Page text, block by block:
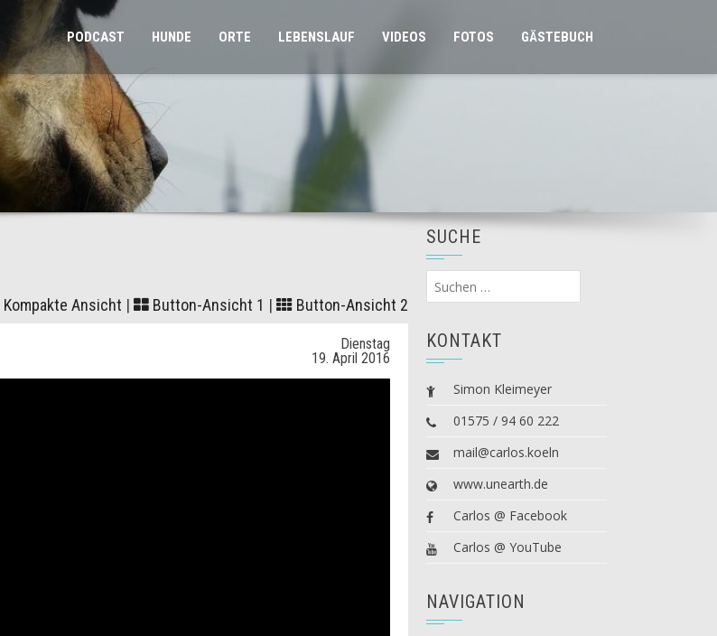
PODCAST HUNDE ORTE LEBENSLAUF VIDEOS FOTOS GÄSTEBUCH
Kompakte Ansicht | Button-Ansicht 1 | Button-Ansicht 2
Dienstag
19. April 2016
SUCHE
Suchen
nach:
KONTAKT
Simon Kleimeyer
01575 / 94 60 222
mail@carlos.koeln
www.unearth.de
Carlos @ Facebook
Carlos @ YouTube
NAVIGATION